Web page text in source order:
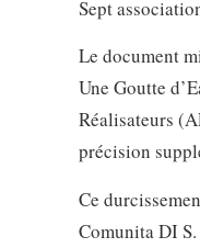
Sept
Le document
Une Goutte
Réalisateurs
précision
Ce
Comunita DI